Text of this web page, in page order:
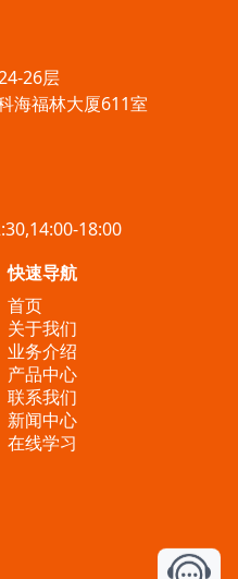
26层
海福林大厦611室
18:00
快速导航
首页
关于我们
业务介绍
产品中心
联系我们
新闻中心
在线学习